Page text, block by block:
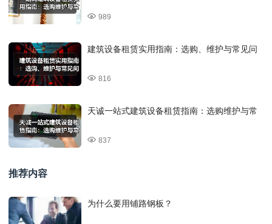
989
建筑设备租赁实用指南：选购、维护与常见问
816
天诚一站式建筑设备租赁指南：选购维护与常
837
推荐内容
为什么要用铺路钢板？